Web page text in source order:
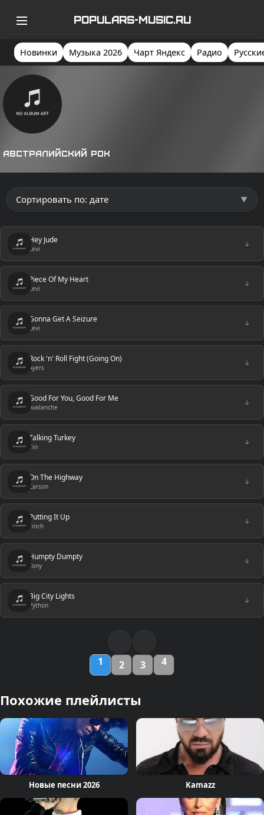
POPULARS-MUSIC.RU
Новинки Музыка 2026 Чарт Яндекс Радио
Австралийский рок
Hey Jude
Levi
↓
Piece Of My Heart
Levi
↓
Gonna Get A Seizure
Levi
↓
Rock 'n' Roll Fight (Going On)
Ayers
↓
Good For You, Good For Me
Avalanche
↓
Talking Turkey
Tin
↓
On The Highway
Carson
↓
Putting It Up
Finch
↓
Humpty Dumpty
Tony
↓
Big City Lights
Python
↓
1 2 3 4
Похожие плейлисты
Новые песни 2026 Kamazz